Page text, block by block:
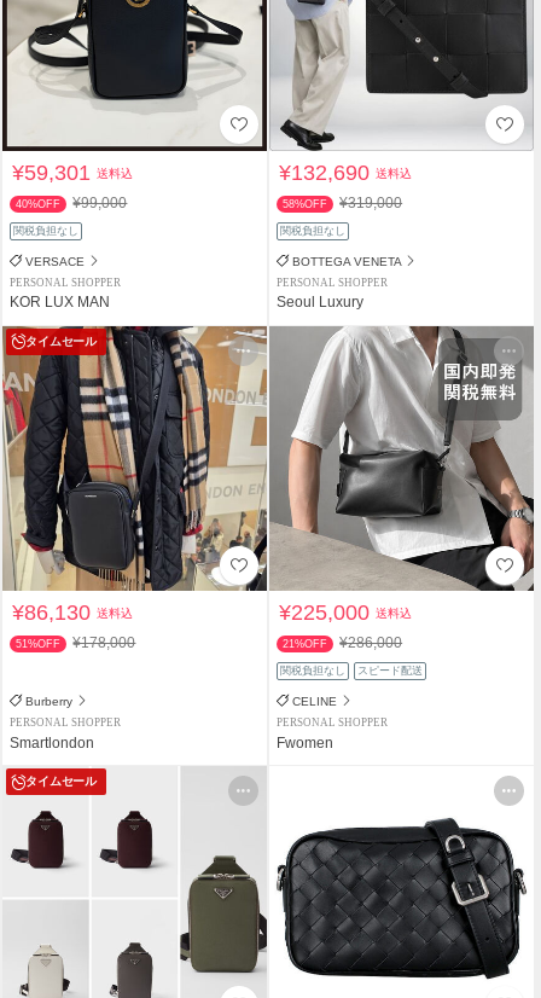
¥59,301送料込
40%OFF ¥99,000
関税負担なし
VERSACE
PERSONAL SHOPPER
KOR LUX MAN
¥132,690送料込
58%OFF ¥319,000
関税負担なし
BOTTEGA VENETA
PERSONAL SHOPPER
Seoul Luxury
タイムセール
¥86,130送料込
51%OFF ¥178,000
Burberry
PERSONAL SHOPPER
Smartlondon
¥225,000送料込
21%OFF ¥286,000
関税負担なし スピード配送
CELINE
PERSONAL SHOPPER
Fwomen
タイムセール